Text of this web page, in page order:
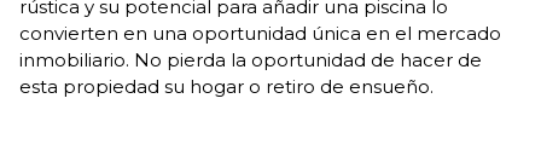
rústica y su potencial para añadir una piscina lo
convierten en una oportunidad única en el mercado
inmobiliario. No pierda la oportunidad de hacer de
esta propiedad su hogar o retiro de ensueño.